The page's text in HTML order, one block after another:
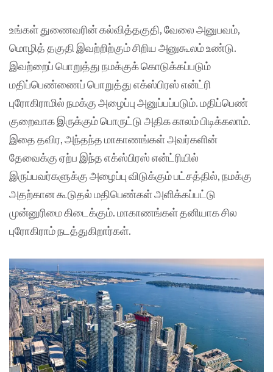
உங்கள் துணைவரின் கல்வித்தகுதி, வேலை அனுபவம்,
மொழித் தகுதி இவற்றிற்கும் சிறிய அனுகூலம் உண்டு.
இவற்றைப் பொறுத்து நமக்குக் கொடுக்கப்படும்
மதிப்பெண்ணைப் பொறுத்து எக்ஸ்பிரஸ் என்ட்ரி
புரோகிராமில் நமக்கு அழைப்பு அனுப்பப்படும். மதிப்பெண்
குறைவாக இருக்கும் பொருட்டு அதிக காலம் பிடிக்கலாம்.
இதை தவிர, அந்தந்த மாகாணங்கள் அவர்களின்
தேவைக்கு ஏற்ப இந்த எக்ஸ்பிரஸ் என்ட்ரியில்
இருப்பவர்களுக்கு அழைப்பு விடுக்கும் பட்சத்தில், நமக்கு
அதற்கான கூடுதல் மதிபெண்கள் அளிக்கப்பட்டு
முன்னுரிமை கிடைக்கும். மாகாணங்கள் தனியாக சில
புரோகிராம் நடத்துகிறார்கள்.